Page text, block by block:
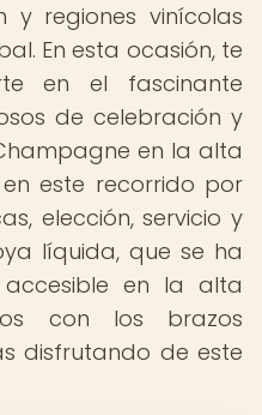
y regiones vinícolas
En esta ocasión, te
en el fascinante
de celebración y
en la alta
este recorrido por
elección, servicio y
líquida, que se ha
en la alta
con los brazos
disfrutando de este